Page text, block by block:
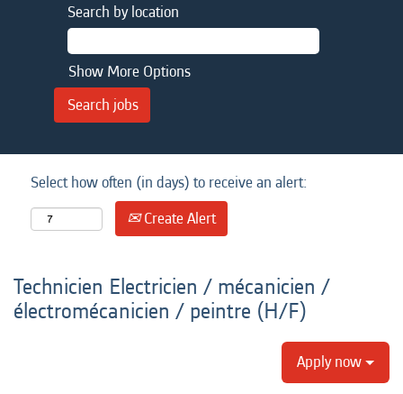
Search by location
Show More Options
Select how often (in days) to receive an alert:
Create Alert
Technicien Electricien / mécanicien /
électromécanicien / peintre (H/F)
Apply now